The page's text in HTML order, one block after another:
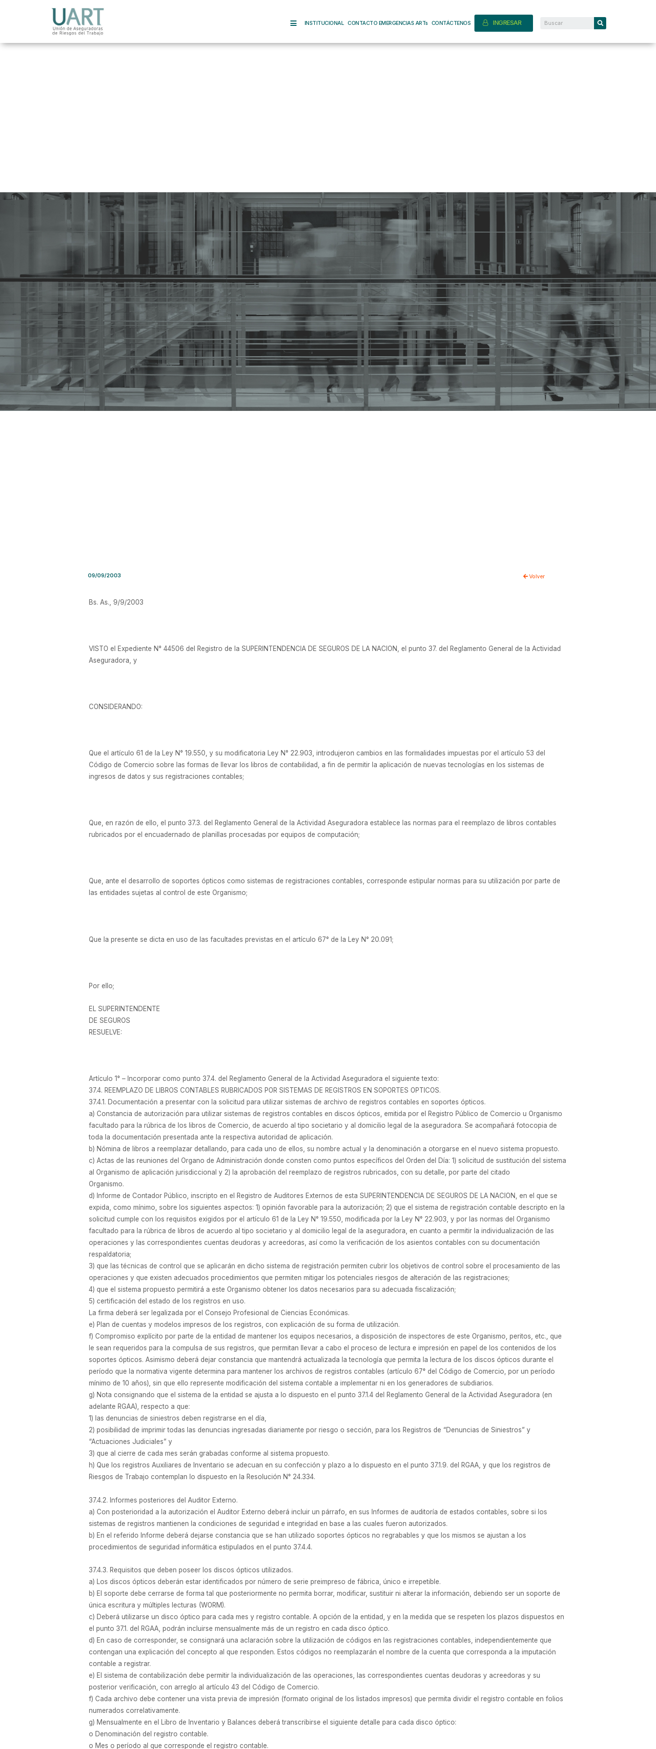
INSTITUCIONAL CONTACTO EMERGENCIAS ARTs CONTÁCTENOS INGRESAR
09/09/2003 Volver
Bs. As., 9/9/2003
VISTO el Expediente N° 44506 del Registro de la SUPERINTENDENCIA DE SEGUROS DE LA NACION, el punto 37. del Reglamento General de la Actividad
Aseguradora, y
CONSIDERANDO:
Que el artículo 61 de la Ley N° 19.550, y su modificatoria Ley N° 22.903, introdujeron cambios en las formalidades impuestas por el artículo 53 del
Código de Comercio sobre las formas de llevar los libros de contabilidad, a fin de permitir la aplicación de nuevas tecnologías en los sistemas de
ingresos de datos y sus registraciones contables;
Que, en razón de ello, el punto 37.3. del Reglamento General de la Actividad Aseguradora establece las normas para el reemplazo de libros contables
rubricados por el encuadernado de planillas procesadas por equipos de computación;
Que, ante el desarrollo de soportes ópticos como sistemas de registraciones contables, corresponde estipular normas para su utilización por parte de
las entidades sujetas al control de este Organismo;
Que la presente se dicta en uso de las facultades previstas en el artículo 67° de la Ley N° 20.091;
Por ello;
EL SUPERINTENDENTE
DE SEGUROS
RESUELVE:
Artículo 1° – Incorporar como punto 37.4. del Reglamento General de la Actividad Aseguradora el siguiente texto:
37.4. REEMPLAZO DE LIBROS CONTABLES RUBRICADOS POR SISTEMAS DE REGISTROS EN SOPORTES OPTICOS.
37.4.1. Documentación a presentar con la solicitud para utilizar sistemas de archivo de registros contables en soportes ópticos.
a) Constancia de autorización para utilizar sistemas de registros contables en discos ópticos, emitida por el Registro Público de Comercio u Organismo
facultado para la rúbrica de los libros de Comercio, de acuerdo al tipo societario y al domicilio legal de la aseguradora. Se acompañará fotocopia de
toda la documentación presentada ante la respectiva autoridad de aplicación.
b) Nómina de libros a reemplazar detallando, para cada uno de ellos, su nombre actual y la denominación a otorgarse en el nuevo sistema propuesto.
c) Actas de las reuniones del Organo de Administración donde consten como puntos específicos del Orden del Día: 1) solicitud de sustitución del sistema
al Organismo de aplicación jurisdiccional y 2) la aprobación del reemplazo de registros rubricados, con su detalle, por parte del citado
Organismo.
d) Informe de Contador Público, inscripto en el Registro de Auditores Externos de esta SUPERINTENDENCIA DE SEGUROS DE LA NACION, en el que se
expida, como mínimo, sobre los siguientes aspectos: 1) opinión favorable para la autorización; 2) que el sistema de registración contable descripto en la
solicitud cumple con los requisitos exigidos por el artículo 61 de la Ley N° 19.550, modificada por la Ley N° 22.903, y por las normas del Organismo
facultado para la rúbrica de libros de acuerdo al tipo societario y al domicilio legal de la aseguradora, en cuanto a permitir la individualización de las
operaciones y las correspondientes cuentas deudoras y acreedoras, así como la verificación de los asientos contables con su documentación
respaldatoria;
3) que las técnicas de control que se aplicarán en dicho sistema de registración permiten cubrir los objetivos de control sobre el procesamiento de las
operaciones y que existen adecuados procedimientos que permiten mitigar los potenciales riesgos de alteración de las registraciones;
4) que el sistema propuesto permitirá a este Organismo obtener los datos necesarios para su adecuada fiscalización;
5) certificación del estado de los registros en uso.
La firma deberá ser legalizada por el Consejo Profesional de Ciencias Económicas.
e) Plan de cuentas y modelos impresos de los registros, con explicación de su forma de utilización.
f) Compromiso explícito por parte de la entidad de mantener los equipos necesarios, a disposición de inspectores de este Organismo, peritos, etc., que
le sean requeridos para la compulsa de sus registros, que permitan llevar a cabo el proceso de lectura e impresión en papel de los contenidos de los
soportes ópticos. Asimismo deberá dejar constancia que mantendrá actualizada la tecnología que permita la lectura de los discos ópticos durante el
período que la normativa vigente determina para mantener los archivos de registros contables (artículo 67° del Código de Comercio, por un período
mínimo de 10 años), sin que ello represente modificación del sistema contable a implementar ni en los generadores de subdiarios.
g) Nota consignando que el sistema de la entidad se ajusta a lo dispuesto en el punto 37.1.4 del Reglamento General de la Actividad Aseguradora (en
adelante RGAA), respecto a que:
1) las denuncias de siniestros deben registrarse en el día,
2) posibilidad de imprimir todas las denuncias ingresadas diariamente por riesgo o sección, para los Registros de “Denuncias de Siniestros” y
“Actuaciones Judiciales” y
3) que al cierre de cada mes serán grabadas conforme al sistema propuesto.
h) Que los registros Auxiliares de Inventario se adecuan en su confección y plazo a lo dispuesto en el punto 37.1.9. del RGAA, y que los registros de
Riesgos de Trabajo contemplan lo dispuesto en la Resolución N° 24.334.
37.4.2. Informes posteriores del Auditor Externo.
a) Con posterioridad a la autorización el Auditor Externo deberá incluir un párrafo, en sus Informes de auditoría de estados contables, sobre si los
sistemas de registros mantienen la condiciones de seguridad e integridad en base a las cuales fueron autorizados.
b) En el referido Informe deberá dejarse constancia que se han utilizado soportes ópticos no regrabables y que los mismos se ajustan a los
procedimientos de seguridad informática estipulados en el punto 37.4.4.
37.4.3. Requisitos que deben poseer los discos ópticos utilizados.
a) Los discos ópticos deberán estar identificados por número de serie preimpreso de fábrica, único e irrepetible.
b) El soporte debe cerrarse de forma tal que posteriormente no permita borrar, modificar, sustituir ni alterar la información, debiendo ser un soporte de
única escritura y múltiples lecturas (WORM).
c) Deberá utilizarse un disco óptico para cada mes y registro contable. A opción de la entidad, y en la medida que se respeten los plazos dispuestos en
el punto 37.1. del RGAA, podrán incluirse mensualmente más de un registro en cada disco óptico.
d) En caso de corresponder, se consignará una aclaración sobre la utilización de códigos en las registraciones contables, independientemente que
contengan una explicación del concepto al que responden. Estos códigos no reemplazarán el nombre de la cuenta que corresponda a la imputación
contable a registrar.
e) El sistema de contabilización debe permitir la individualización de las operaciones, las correspondientes cuentas deudoras y acreedoras y su
posterior verificación, con arreglo al artículo 43 del Código de Comercio.
f) Cada archivo debe contener una vista previa de impresión (formato original de los listados impresos) que permita dividir el registro contable en folios
numerados correlativamente.
g) Mensualmente en el Libro de Inventario y Balances deberá transcribirse el siguiente detalle para cada disco óptico:
o Denominación del registro contable.
o Mes o período al que corresponde el registro contable.